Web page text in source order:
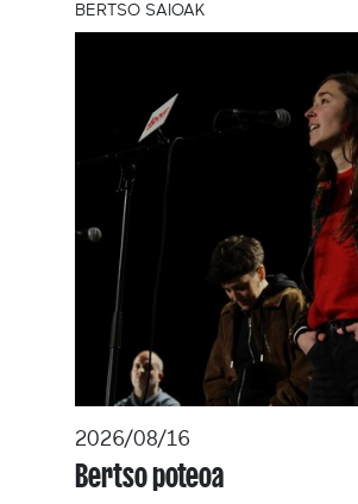
BERTSO SAIOAK
2026/08/16
Bertso poteoa